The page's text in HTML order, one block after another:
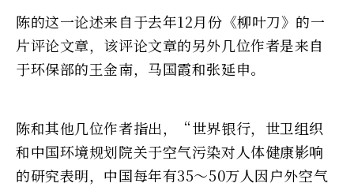
陈的这一论述来自于去年12月份《柳叶刀》的一
片评论文章，该评论文章的另外几位作者是来自
于环保部的王金南，马国霞和张延申。
陈和其他几位作者指出，“世界银行，世卫组织
和中国环境规划院关于空气污染对人体健康影响
的研究表明，中国每年有35～50万人因户外空气